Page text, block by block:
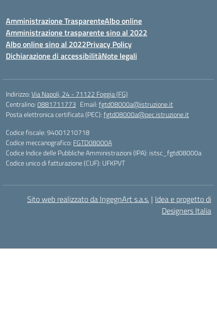
Amministrazione TrasparenteAlbo online
Amministrazione trasparente sino al 2022
Albo online sino al 2022Privacy Policy
Dichiarazione di accessibilitàNote legali
Indirizzo:Via Napoli, 24 - 71122 Foggia (FG)
Centralino:0881711773 Email:fgtd08000a@istruzione.it
Posta elettronica certificata (PEC):fgtd08000a@pec.istruzione.it
Codice fiscale: 94001210718
Codice meccanografico: FGTD08000A
Codice Indice delle Pubbliche Amministrazioni (IPA): istsc_fgtd08000a
Codice unico di fatturazione (CUF): UFKPVT
Sito web realizzato da IngegnArt s.a.s. | Idea e progetto di
Designers Italia